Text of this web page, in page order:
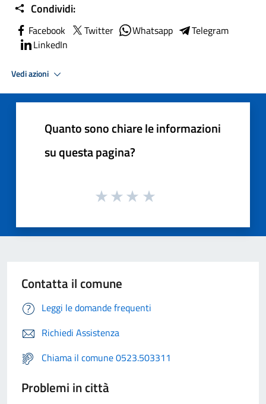
Condividi:
Facebook Twitter Whatsapp
Telegram
LinkedIn
Vedi azioni
Quanto sono chiare le informazioni
su questa pagina?
Contatta il comune
Leggi le domande frequenti
Richiedi Assistenza
Chiama il comune 0523.503311
Problemi in città